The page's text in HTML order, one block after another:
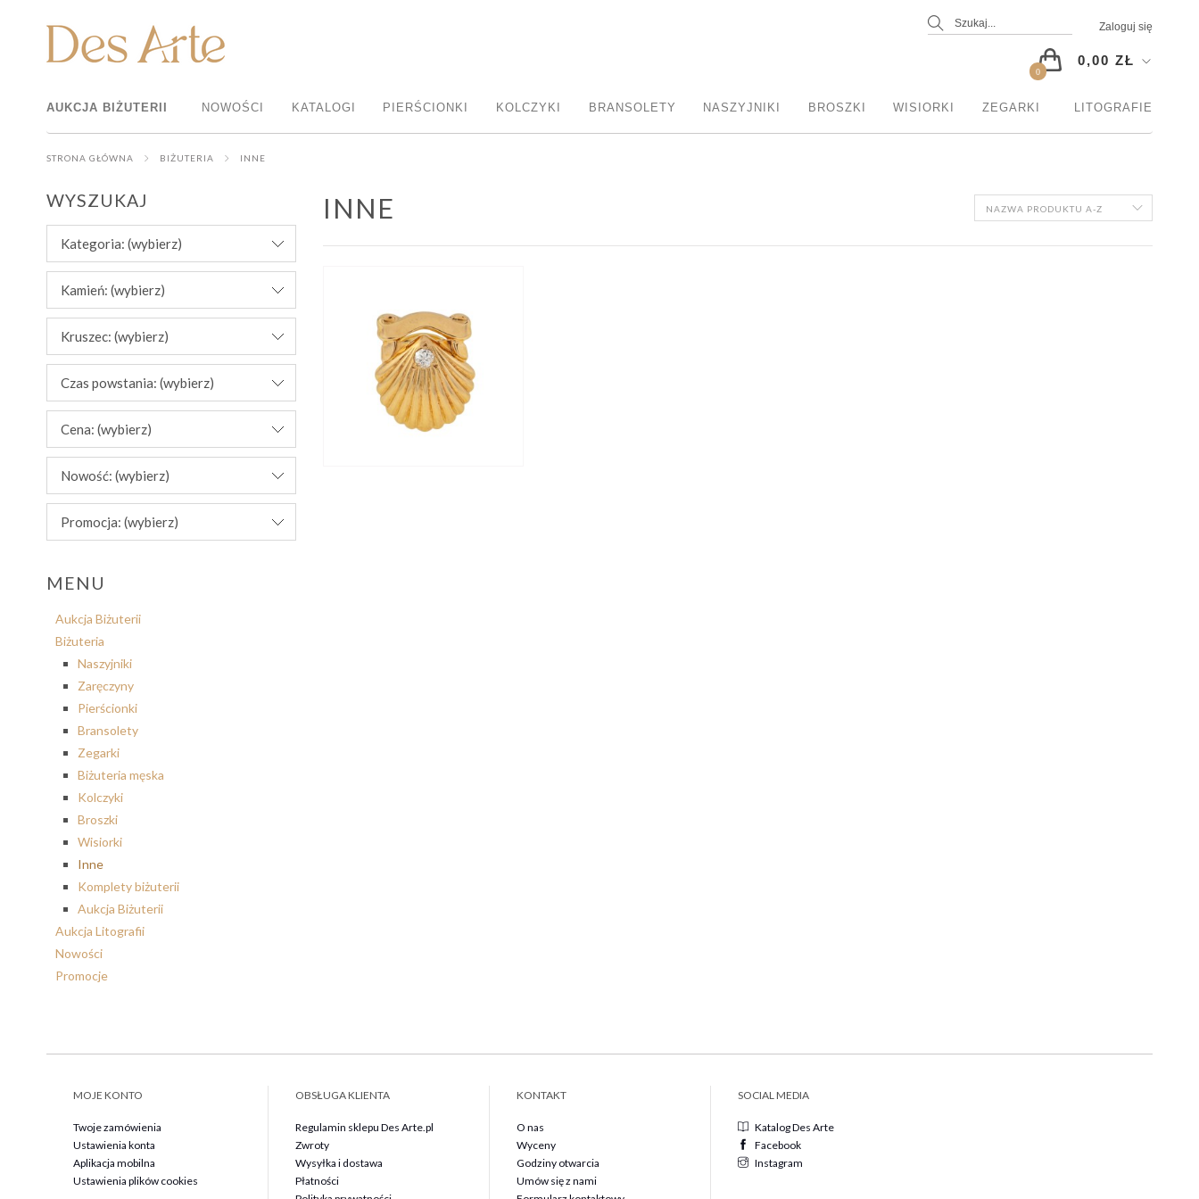
Zaloguj się
0
0,00 ZŁ
AUKCJA BIŻUTERII NOWOŚCI KATALOGI PIERŚCIONKI KOLCZYKI BRANSOLETY NASZYJNIKI BROSZKI WISIORKI ZEGARKI LITOGRAFIE
STRONA GŁÓWNA BIŻUTERIA INNE
WYSZUKAJ
Kategoria: (wybierz)
Kamień: (wybierz)
Kruszec: (wybierz)
Czas powstania: (wybierz)
Cena: (wybierz)
Nowość: (wybierz)
Promocja: (wybierz)
MENU
Aukcja Biżuterii
Biżuteria
Naszyjniki
Zaręczyny
Pierścionki
Bransolety
Zegarki
Biżuteria męska
Kolczyki
Broszki
Wisiorki
Inne
Komplety biżuterii
Aukcja Biżuterii
Aukcja Litografii
Nowości
Promocje
INNE NAZWA PRODUKTU A-Z
MOJE KONTO
Twoje zamówienia
Ustawienia konta
Aplikacja mobilna
Ustawienia plików cookies
OBSŁUGA KLIENTA
Regulamin sklepu Des Arte.pl
Zwroty
Wysyłka i dostawa
Płatności
KONTAKT
O nas
Wyceny
Godziny otwarcia
Umów się z nami
SOCIAL MEDIA
Katalog Des Arte
Facebook
Instagram